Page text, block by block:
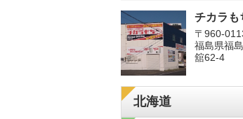
チカラも
〒960-
福島県福
舘62-4
北海道